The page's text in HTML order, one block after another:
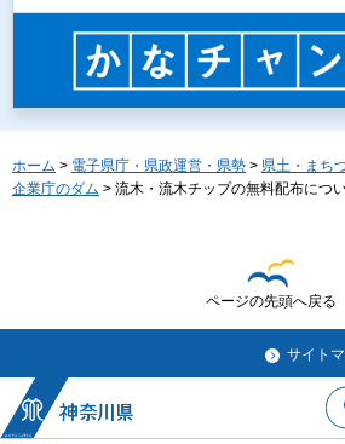
ホーム > 電子県庁・県政運営・県勢 > 県土・まち
企業庁のダム > 流木・流木チップの無料配布につ
ページの先頭へ戻る
サイト